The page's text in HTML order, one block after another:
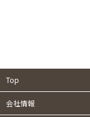
Top
会社情報